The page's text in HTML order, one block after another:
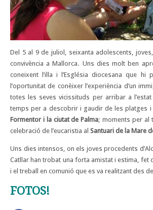
Del 5 al 9 de juliol, seixanta adolescents,
convivència a Mallorca. Uns dies molt ben
coneixent l’illa i l’Església diocesana que
l’oportunitat de conèixer l’experiència d’un
totes les seves vicissituds per arribar a
temps per a descobrir i gaudir de les platges
Formentor i la ciutat de Palma; moments per al
celebració de l’eucaristia al Santuari de la Mare
Uns dies intensos, on els joves procedents
Catllar han trobat una forta amistat i estima, fet
i el treball en comunió que es va realitzant des
FOTOS!